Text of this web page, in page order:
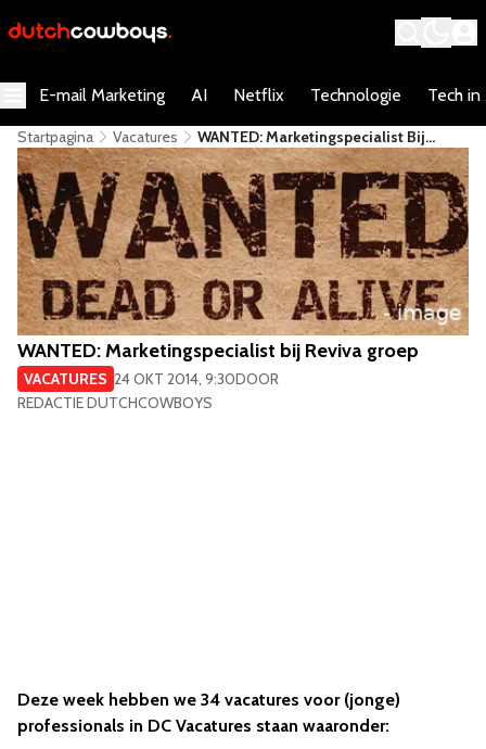
E-mail Marketing AI Netflix Technologie Tech in
Startpagina Vacatures
WANTED: Marketingspecialist Bij
Reviva Groep
WANTED: Marketingspecialist bij Reviva groep
VACATURES 24 OKT 2014, 9:30DOOR
REDACTIE DUTCHCOWBOYS
Deze week hebben we 34 vacatures voor (jonge)
professionals in DC Vacatures staan waaronder: